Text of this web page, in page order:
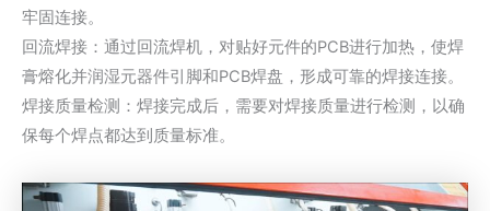
牢固连接。
回流焊接：通过回流焊机，对贴好元件的PCB进行加热，使焊
膏熔化并润湿元器件引脚和PCB焊盘，形成可靠的焊接连接。
焊接质量检测：焊接完成后，需要对焊接质量进行检测，以确
保每个焊点都达到质量标准。